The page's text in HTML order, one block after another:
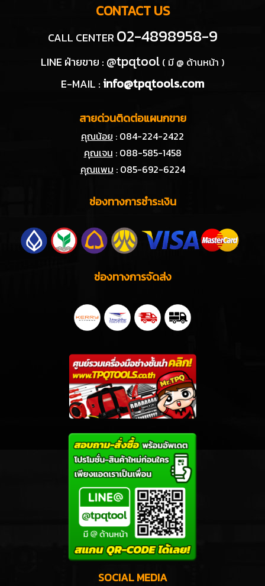
CONTACT US
CALL CENTER 02-4898958-9
LINE ฝ่ายขาย : @tpqtool ( มี @ ด้านหน้า )
E-MAIL :info@tpqtools.com
สายด่วนติดต่อแผนกขาย
คุณน้อย : 084-224-2422
คุณเจน : 088-585-1458
คุณแพม : 085-692-6224
ช่องทางการชำระเงิน
ช่องทางการจัดส่ง
SOCIAL MEDIA